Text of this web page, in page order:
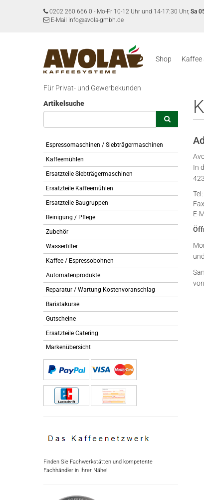
0202 260 666 0 - Mo-Fr 10-12 Uhr und 14-17:30 Uhr, Sa
E-Mail info@avola-gmbh.de
Shop Kaffee
Für Privat- und Gewerbekunden
Artikelsuche
Espressomaschinen / Siebträgermaschinen
Kaffeemühlen
Ersatzteile Siebträgermaschinen
Ersatzteile Kaffeemühlen
Ersatzteile Baugruppen
Reinigung / Pflege
Zubehör
Wasserfilter
Kaffee / Espressobohnen
Automatenprodukte
Reparatur / Wartung Kostenvoranschlag
Baristakurse
Gutscheine
Ersatzteile Catering
Markenübersicht
Finden Sie Fachwerkstätten und kompetente
Fachhändler in Ihrer Nähe!
In
E-